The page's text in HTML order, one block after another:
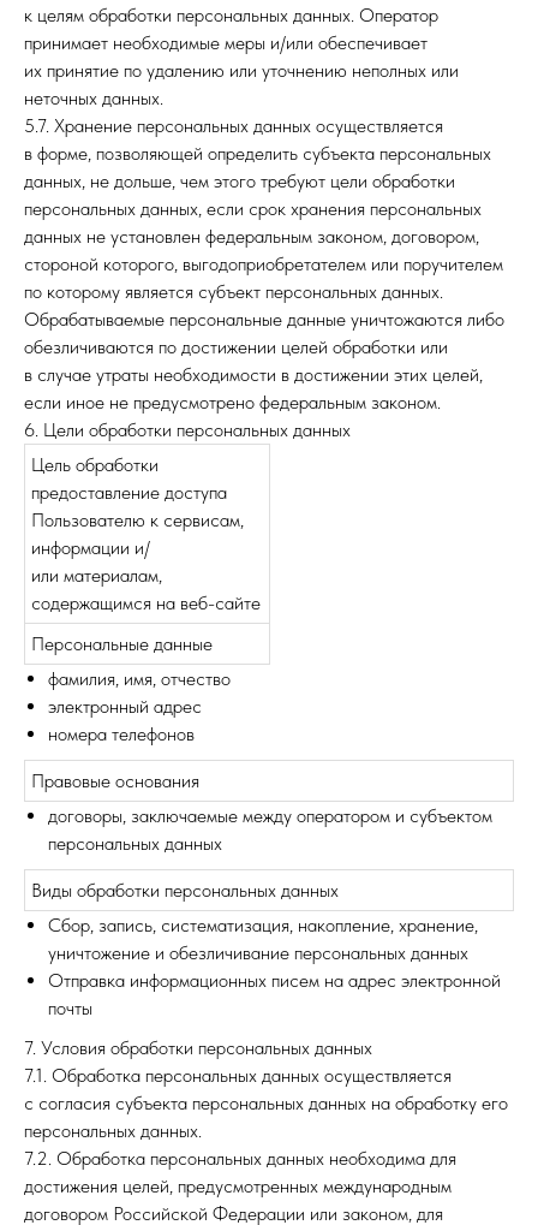
к целям обработки персональных данных. Оператор
принимает необходимые меры и/или обеспечивает
их принятие по удалению или уточнению неполных или
неточных данных.
5.7. Хранение персональных данных осуществляется
в форме, позволяющей определить субъекта персональных
данных, не дольше, чем этого требуют цели обработки
персональных данных, если срок хранения персональных
данных не установлен федеральным законом, договором,
стороной которого, выгодоприобретателем или поручителем
по которому является субъект персональных данных.
Обрабатываемые персональные данные уничтожаются либо
обезличиваются по достижении целей обработки или
в случае утраты необходимости в достижении этих целей,
если иное не предусмотрено федеральным законом.
6. Цели обработки персональных данных
Цель обработки
предоставление доступа
Пользователю к сервисам,
информации и/
или материалам,
содержащимся на веб-сайте
Персональные данные
фамилия, имя, отчество
электронный адрес
номера телефонов
Правовые основания
договоры, заключаемые между оператором и субъектом
персональных данных
Виды обработки персональных данных
Сбор, запись, систематизация, накопление, хранение,
уничтожение и обезличивание персональных данных
Отправка информационных писем на адрес электронной
почты
7. Условия обработки персональных данных
7.1. Обработка персональных данных осуществляется
с согласия субъекта персональных данных на обработку его
персональных данных.
7.2. Обработка персональных данных необходима для
достижения целей, предусмотренных международным
договором Российской Федерации или законом, для